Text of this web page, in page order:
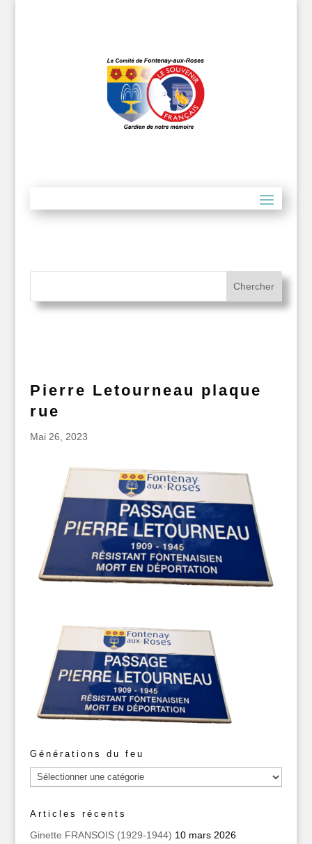
Pierre Letourneau plaque
rue
Mai 26, 2023
Générations du feu
Générations
du
Articles récents
Ginette FRANSOIS (1929-1944) 10 mars 2026